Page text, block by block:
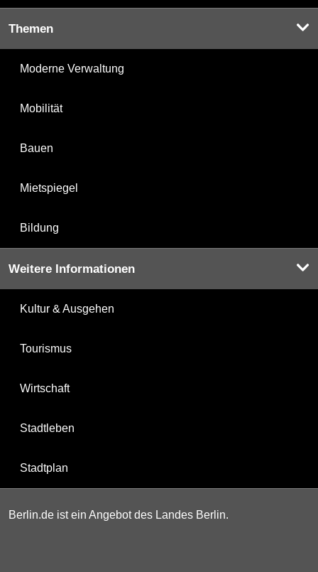
Themen
Moderne Verwaltung
Mobilität
Bauen
Mietspiegel
Bildung
Weitere Informationen
Kultur & Ausgehen
Tourismus
Wirtschaft
Stadtleben
Stadtplan
Berlin.de ist ein Angebot des Landes Berlin.